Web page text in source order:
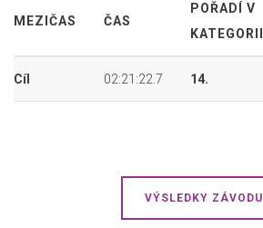
MEZIČAS ČAS
POŘADÍ V
KATEGORII
Cíl 02:21:22.7 14.
VÝSLEDKY ZÁVODU